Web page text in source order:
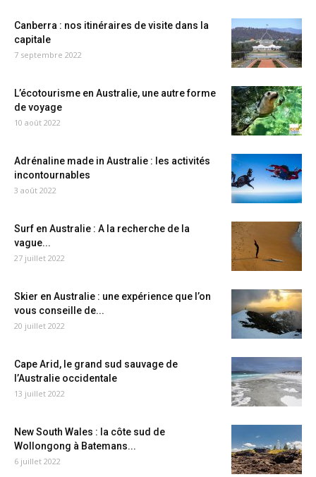
Canberra : nos itinéraires de visite dans la
capitale
7 septembre 2022
L’écotourisme en Australie, une autre forme
de voyage
10 août 2022
Adrénaline made in Australie : les activités
incontournables
3 août 2022
Surf en Australie : A la recherche de la
vague...
27 juillet 2022
Skier en Australie : une expérience que l’on
vous conseille de...
20 juillet 2022
Cape Arid, le grand sud sauvage de
l’Australie occidentale
13 juillet 2022
New South Wales : la côte sud de
Wollongong à Batemans...
6 juillet 2022